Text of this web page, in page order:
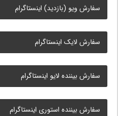
سفارش ویو (بازدید) اینستاگرام
سفارش لایک اینستاگرام
سفارش بیننده لایو اینستاگرام
سفارش بیننده استوری اینستاگرام